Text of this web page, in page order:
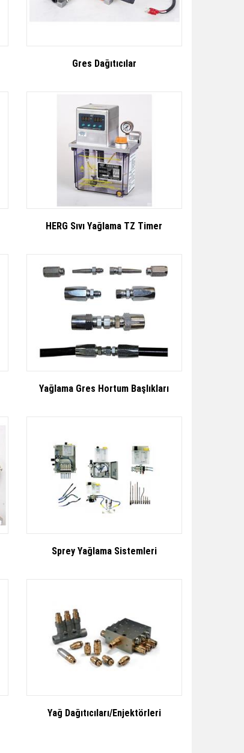
Gres Dağıtıcılar
HERG Sıvı Yağlama TZ Timer
Yağlama Gres Hortum Başlıkları
Sprey Yağlama Sistemleri
Yağ Dağıtıcıları/Enjektörleri